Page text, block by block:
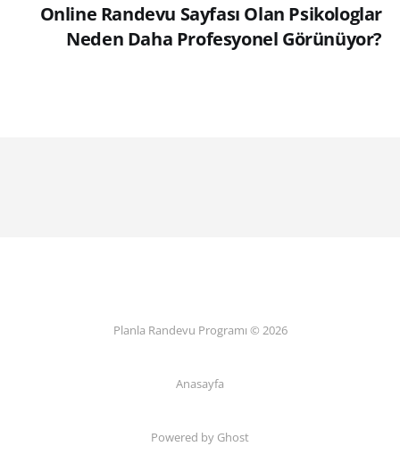
Online Randevu Sayfası Olan Psikologlar
Neden Daha Profesyonel Görünüyor?
Planla Randevu Programı © 2026
Anasayfa
Powered by Ghost